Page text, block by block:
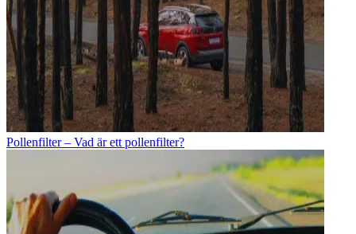
Pollenfilter – Vad är ett pollenfilter?